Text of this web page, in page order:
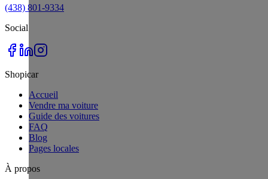
(438) 801-9334
Social
Shopicar
Accueil
Vendre ma voiture
Guide des voitures
FAQ
Blog
Pages locales
À propos